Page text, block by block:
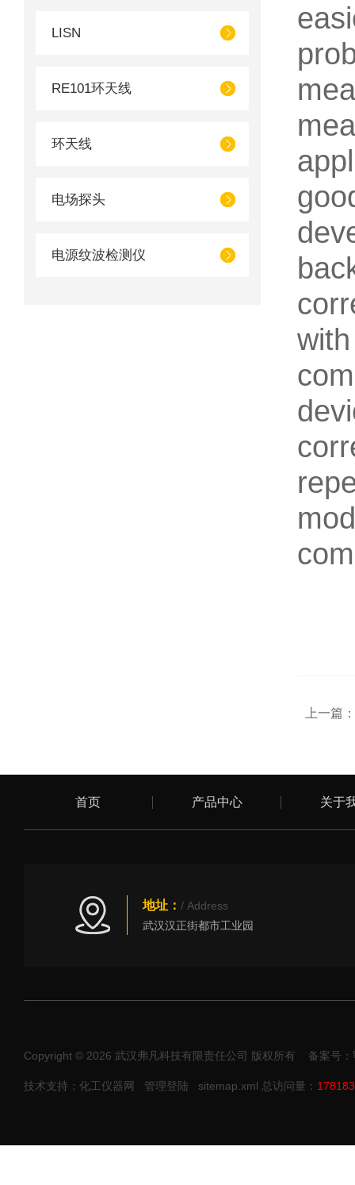
LISN
RE101环天线
环天线
电场探头
电源纹波检测仪
上一篇：
首页 产品中心 关于
地址： / Address
武汉汉正街都市工业园
Copyright © 2026 武汉弗凡科技有限责任公司 版权所有 备案号
技术支持：化工仪器网 管理登陆 sitemap.xml 总访问量： 178183